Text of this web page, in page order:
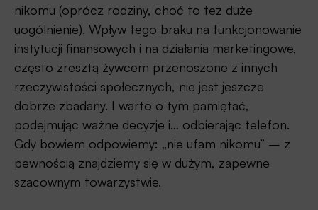
nikomu (oprócz rodziny, choć to też duże
uogólnienie). Wpływ tego braku na funkcjonowanie
instytucji finansowych i na działania marketingowe,
często zresztą żywcem przenoszone z innych
rzeczywistości społecznych, nie jest jeszcze
dobrze zbadany. I warto o tym pamiętać,
podejmując ważne decyzje i… odbierając telefon.
Gdy bowiem odpowiemy: „nie ufam nikomu” – z
pewnością znajdziemy się w dużym, zapewne
szacownym towarzystwie.